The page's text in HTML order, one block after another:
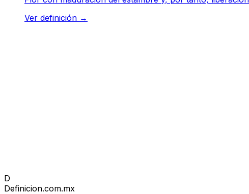
Ver definición →
D
Definicion.com.mx